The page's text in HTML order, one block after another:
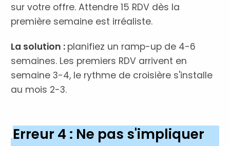
sur votre offre. Attendre 15 RDV dès la
première semaine est irréaliste.
La solution : planifiez un ramp-up de 4-6
semaines. Les premiers RDV arrivent en
semaine 3-4, le rythme de croisière s'installe
au mois 2-3.
Erreur 4 : Ne pas s'impliquer